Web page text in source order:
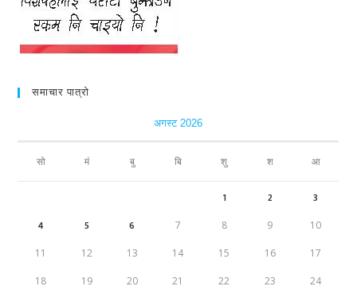
समाचार पात्रो
अगस्ट 2026
सो मं बु बि शु श आ
1 2
3
4
5 6 7 8 9 10
11 12 13 14 15 16 17
18 19 20 21 22 23 24